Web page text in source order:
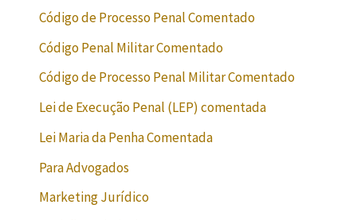
Código de Processo Penal Comentado
Código Penal Militar Comentado
Código de Processo Penal Militar Comentado
Lei de Execução Penal (LEP) comentada
Lei Maria da Penha Comentada
Para Advogados
Marketing Jurídico